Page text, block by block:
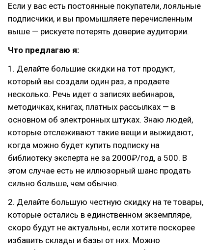
Если у вас есть постоянные покупатели, лояльные
подписчики, и вы промышляете перечисленным
выше — рискуете потерять доверие аудитории.
Что предлагаю я:
1. Делайте большие скидки на тот продукт,
который вы создали один раз, а продаете
несколько. Речь идет о записях вебинаров,
методичках, книгах, платных рассылках — в
основном об электронных штуках. Знаю людей,
которые отслеживают такие вещи и выжидают,
когда можно будет купить подписку на
библиотеку эксперта не за 2000₽/год, а 500. В
этом случае есть не иллюзорный шанс продать
сильно больше, чем обычно.
2. Делайте большую честную скидку на те товары,
которые остались в единственном экземпляре,
скоро будут не актуальны, если хотите поскорее
избавить склады и базы от них. Можно